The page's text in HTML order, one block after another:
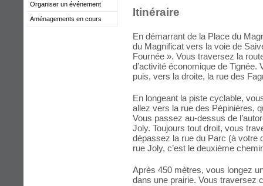
Organiser un événement
Aménagements en cours
Itinéraire
En démarrant de la Place du
du Magnificat vers la voie de
Fournée ». Vous traversez la
d’activité économique de
puis, vers la droite, la rue des
En longeant la piste cyclable,
allez vers la rue des Pépinières,
Vous passez au-dessus de
Joly. Toujours tout droit, vous
dépassez la rue du Parc (à votre
rue Joly, c’est le deuxième
Après 450 mètres, vous longez
dans une prairie. Vous traversez